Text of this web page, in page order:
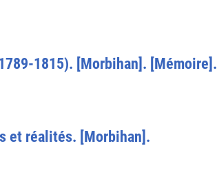
1815). [Morbihan]. [Mémoire].
et réalités. [Morbihan].